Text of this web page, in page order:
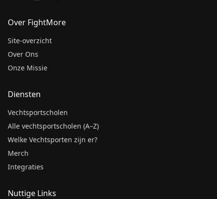
Over FightMore
Site-overzicht
Over Ons
Onze Missie
Diensten
Vechtsportscholen
Alle vechtsportscholen (A–Z)
Welke Vechtsporten zijn er?
Merch
Integraties
Nuttige Links